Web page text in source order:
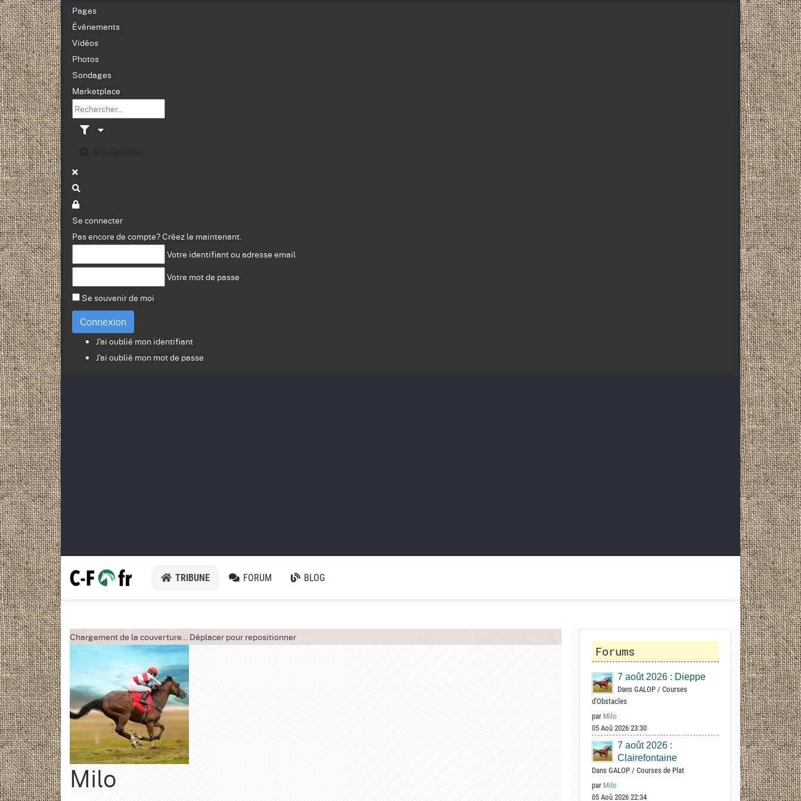
Pages
Événements
Vidéos
Photos
Sondages
Marketplace
Se connecter
Pas encore de compte? Créez le maintenant.
Votre identifiant ou adresse email
Votre mot de passe
Se souvenir de moi
Connexion
J'ai oublié mon identifiant
J'ai oublié mon mot de passe
TRIBUNE FORUM BLOG
Chargement de la couverture… Déplacer pour repositionner
Milo
Forums
7 août 2026 : Dieppe
Dans GALOP / Courses
d'Obstacles
par Milo
05 Aoû 2026 23:30
7 août 2026 :
Clairefontaine
Dans GALOP / Courses de Plat
par Milo
05 Aoû 2026 22:34